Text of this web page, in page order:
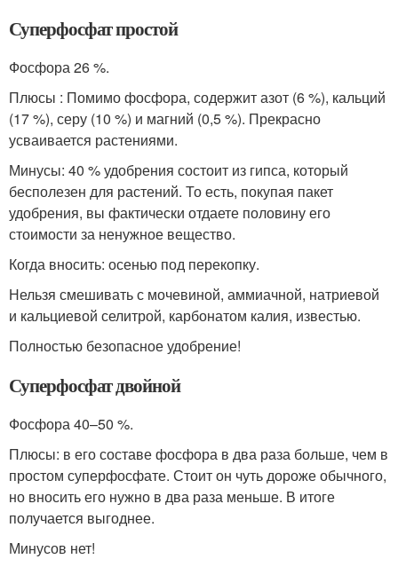
Суперфосфат простой
Фосфора 26 %.
Плюсы : Помимо фосфора, содержит азот (6 %), кальций
(17 %), серу (10 %) и магний (0,5 %). Прекрасно
усваивается растениями.
Минусы: 40 % удобрения состоит из гипса, который
бесполезен для растений. То есть, покупая пакет
удобрения, вы фактически отдаете половину его
стоимости за ненужное вещество.
Когда вносить: осенью под перекопку.
Нельзя смешивать с мочевиной, аммиачной, натриевой
и кальциевой селитрой, карбонатом калия, известью.
Полностью безопасное удобрение!
Суперфосфат двойной
Фосфора 40–50 %.
Плюсы: в его составе фосфора в два раза больше, чем в
простом суперфосфате. Стоит он чуть дороже обычного,
но вносить его нужно в два раза меньше. В итоге
получается выгоднее.
Минусов нет!